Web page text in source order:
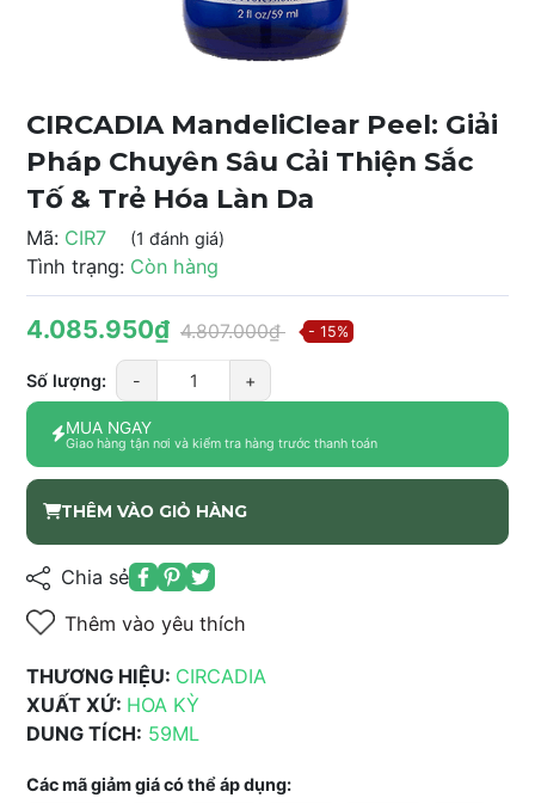
CIRCADIA MandeliClear Peel: Giải
Pháp Chuyên Sâu Cải Thiện Sắc
Tố & Trẻ Hóa Làn Da
Mã: CIR7 (1 đánh giá)
Tình trạng: Còn hàng
4.085.950₫ 4.807.000₫ - 15%
Số lượng: - +
MUA NGAY
Giao hàng tận nơi và kiểm tra hàng trước thanh toán
THÊM VÀO GIỎ HÀNG
Chia sẻ
Thêm vào yêu thích
THƯƠNG HIỆU: CIRCADIA
XUẤT XỨ: HOA KỲ
DUNG TÍCH: 59ML
Các mã giảm giá có thể áp dụng: